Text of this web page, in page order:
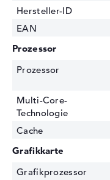
Hersteller-ID
EAN
Prozessor
Prozessor
Multi-Core-
Technologie
Cache
Grafikkarte
Grafikprozessor